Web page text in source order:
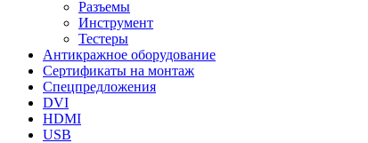
Разъемы
Инструмент
Тестеры
Антикражное оборудование
Сертификаты на монтаж
Спецпредложения
DVI
HDMI
USB